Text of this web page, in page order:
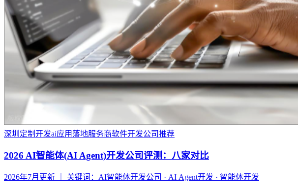
深圳定制开发ai应用落地服务商软件开发公司推荐
2026 AI智能体(AI Agent)开发公司评测：八家对比
2026年7月更新 ｜ 关键词：AI智能体开发公司 · AI Agent开发 · 智能体开发